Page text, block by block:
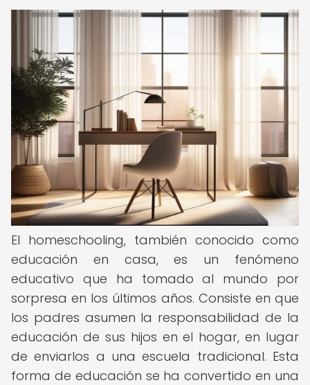
El homeschooling, también conocido como
educación en casa, es un fenómeno
educativo que ha tomado al mundo por
sorpresa en los últimos años. Consiste en que
los padres asumen la responsabilidad de la
educación de sus hijos en el hogar, en lugar
de enviarlos a una escuela tradicional. Esta
forma de educación se ha convertido en una